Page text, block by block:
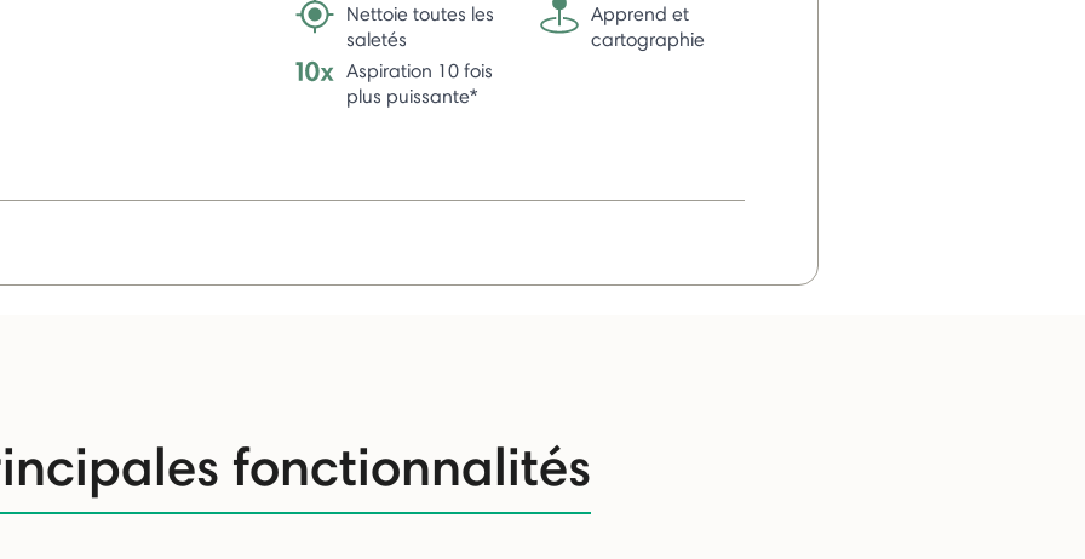
Nettoie toutes les
saletés
Apprend et
cartographie
Aspiration 10 fois
plus puissante*
fonctionnalités